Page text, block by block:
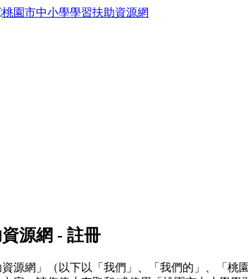
源網 - 註冊
源網」（以下以「我們」、「我們的」、「桃